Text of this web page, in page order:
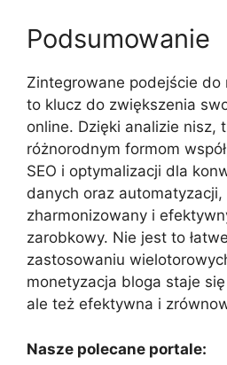
Podsumowanie
Zintegrowane podejście do
to klucz do zwiększenia
online. Dzięki analizie nisz,
różnorodnym formom
SEO i optymalizacji dla
danych oraz
zharmonizowany i
zarobkowy. Nie jest to
zastosowaniu
monetyzacja bloga staje
ale też efektywna i
Nasze polecane portale: